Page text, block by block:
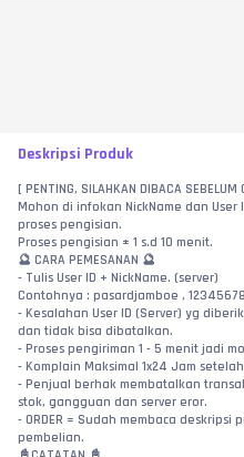
Deskripsi Produk
[ PENTING, SILAHKAN DIBACA SEBELUM
Mohon di infokan NickName dan
proses pengisian.
Proses pengisian ± 1 s.d 10 menit.
🔮 CARA PEMESANAN 🔮
- Tulis User ID + NickName. (server)
Contohnya : pasardjamboe ,
- Kesalahan User ID (Server) yg
dan tidak bisa dibatalkan.
- Proses pengiriman 1 - 5 menit jadi
- Komplain Maksimal 1x24 Jam
- Penjual berhak membatalkan
stok, gangguan dan server eror.
- ORDER = Sudah membaca
pembelian.